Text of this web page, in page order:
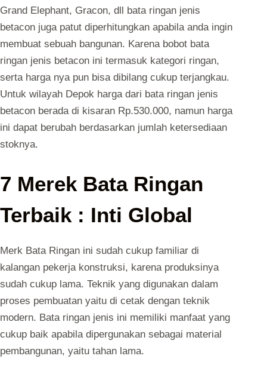
Grand Elephant, Gracon, dll bata ringan jenis
betacon juga patut diperhitungkan apabila anda ingin
membuat sebuah bangunan. Karena bobot bata
ringan jenis betacon ini termasuk kategori ringan,
serta harga nya pun bisa dibilang cukup terjangkau.
Untuk wilayah Depok harga dari bata ringan jenis
betacon berada di kisaran Rp.530.000, namun harga
ini dapat berubah berdasarkan jumlah ketersediaan
stoknya.
7 Merek Bata Ringan
Terbaik : Inti Global
Merk Bata Ringan ini sudah cukup familiar di
kalangan pekerja konstruksi, karena produksinya
sudah cukup lama. Teknik yang digunakan dalam
proses pembuatan yaitu di cetak dengan teknik
modern. Bata ringan jenis ini memiliki manfaat yang
cukup baik apabila dipergunakan sebagai material
pembangunan, yaitu tahan lama.